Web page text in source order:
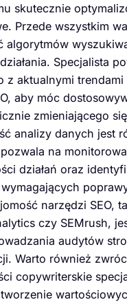
skutecznie
Przede wszystkim
algorytmów
Specjalista
z aktualnymi
aby móc
zmieniającego
analizy danych jest
na
działań oraz
narzędzi SEO,
czy SEMrush,
audytów
Warto również
copywriterskie